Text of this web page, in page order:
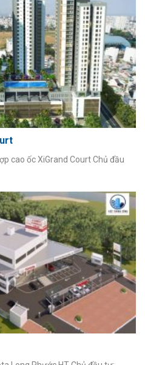
cao ốc XiGrand Court Chủ đầu